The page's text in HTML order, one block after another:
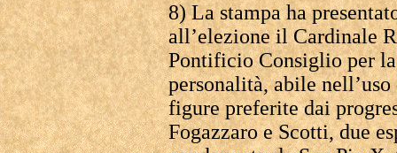
8) La stampa ha
all’elezione il Cardinale
Pontificio Consiglio per
personalità, abile
figure preferite dai
Fogazzaro e Scotti, due